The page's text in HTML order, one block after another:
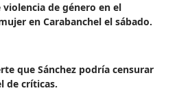
de género en el
en Carabanchel el sábado.
que Sánchez podría censurar
de críticas.